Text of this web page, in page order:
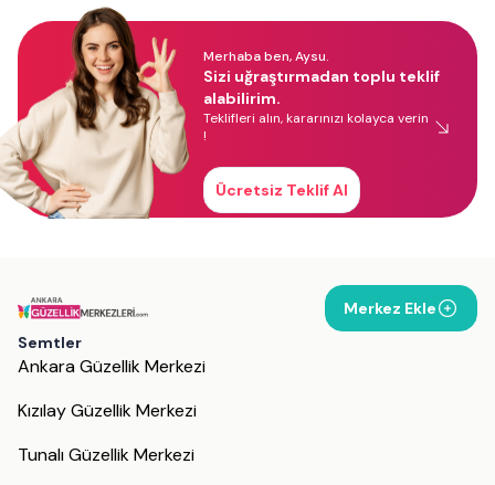
Merhaba ben, Aysu.
Sizi uğraştırmadan toplu teklif
alabilirim.
Teklifleri alın, kararınızı kolayca verin
!
Ücretsiz Teklif Al
Merkez Ekle
Semtler
Ankara Güzellik Merkezi
Kızılay Güzellik Merkezi
Tunalı Güzellik Merkezi